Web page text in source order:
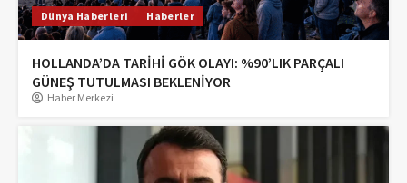
Dünya Haberleri Haberler
HOLLANDA’DA TARİHİ GÖK OLAYI: %90’LIK PARÇALI
GÜNEŞ TUTULMASI BEKLENİYOR
Haber Merkezi